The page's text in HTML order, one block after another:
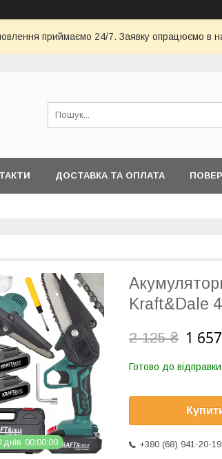
приймаємо 24/7. Заявку опрацюємо в
ДОСТАВКА ТА ОПЛАТА
днів 00 00 00
Kraft&Dale
2 125 ₴ 1
Готово до відправки
+380 (68) 941-20-19